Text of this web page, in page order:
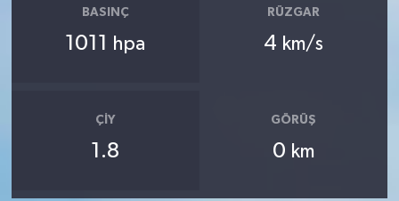
BASINÇ
1011 hpa
RÜZGAR
4 km/s
ÇIY
1.8
GÖRÜŞ
0 km